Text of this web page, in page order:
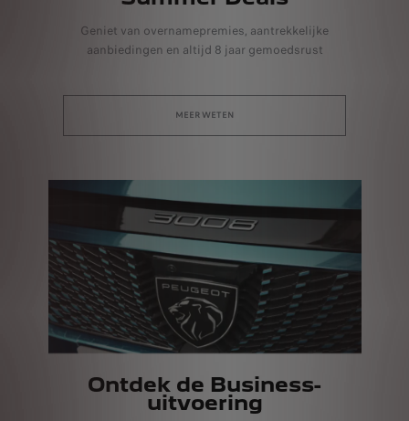
aanbiedingen en altijd 8 jaar gemoedsrust
Ontdek de Business-
uitvoering